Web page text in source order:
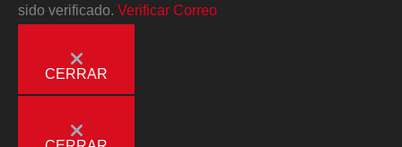
sido verificado. Verificar Correo
CERRAR